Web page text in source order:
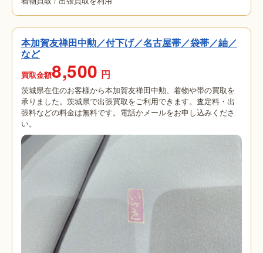
本加賀友禅田中勲／付下げ／名古屋帯／袋帯／紬／
など
買取金額8,500 円
茨城県在住のお客様から本加賀友禅田中勲、着物や帯の買取を
承りました。茨城県で出張買取をご利用できます。査定料・出
張料などの料金は無料です。電話かメールをお申し込みくださ
い。